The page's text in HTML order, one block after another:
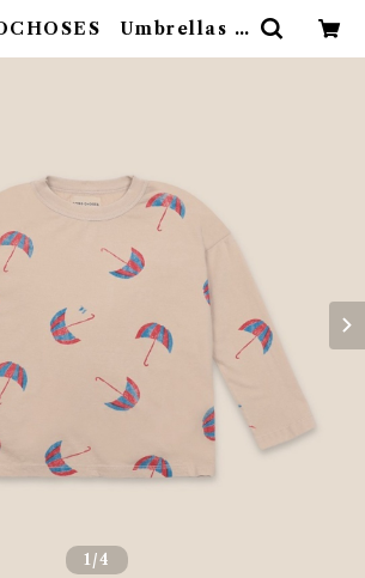
Umbrellas K
1/4